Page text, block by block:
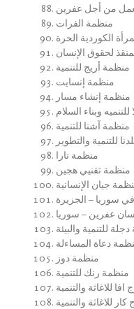
من أجل عفرين
منظمة الفرات
الكوردية الحرة
لحقوق الإنسان
منظمة أريج للتنمية
منظمة إنسايت
منظمة إنشاء مسار
وبناء السلام
منظمة آشنا للتنمية
للتنمية والتطوير
منظمة تارا
منظمة تقنيي هجين
جيان الإنسانية
سوريا – الجزيرة
عفرين – سوريا
للتنمية والبيئة
دعاة المساءلة
منظمة دوز
منظمة رنك للتنمية
للاغاثة والتنمية
للاغاثة والتنمية